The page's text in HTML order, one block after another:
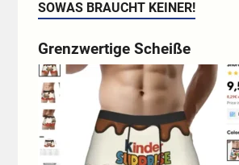
SOWAS BRAUCHT KEINER!
Grenzwertige Scheiße